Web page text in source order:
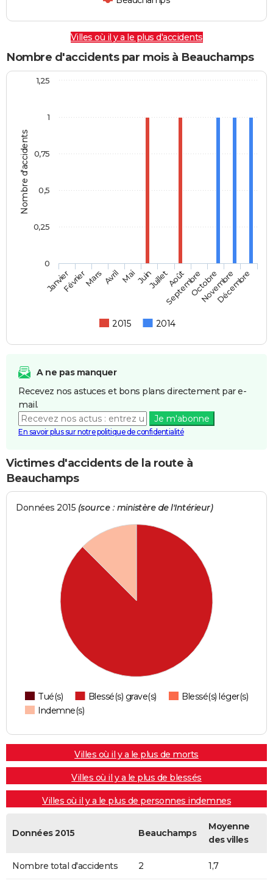
Villes où il y a le plus d'accidents
Nombre d'accidents par mois à Beauchamps
Nombre d'accidents
2015 2014
JanvierFévrierMars AvrilMaiJuinJuilletAoût
SeptembreOctobre
Novembre
Décembre
0
1
0,25
0,5
0,75
1,25
A ne pas manquer
Recevez nos astuces et bons plans directement par e-
mail.
Je m'abonne
En savoir plus sur notre politique de confidentialité
Victimes d'accidents de la route à
Beauchamps
Données 2015 (source : ministère de l'Intérieur)
Tué(s) Blessé(s) grave(s)
Blessé(s) léger(s)
Indemne(s)
Villes où il y a le plus de morts
Villes où il y a le plus de blessés
Villes où il y a le plus de personnes indemnes
Données 2015 Beauchamps
Moyenne
des villes
Nombre total d'accidents 2 1,7